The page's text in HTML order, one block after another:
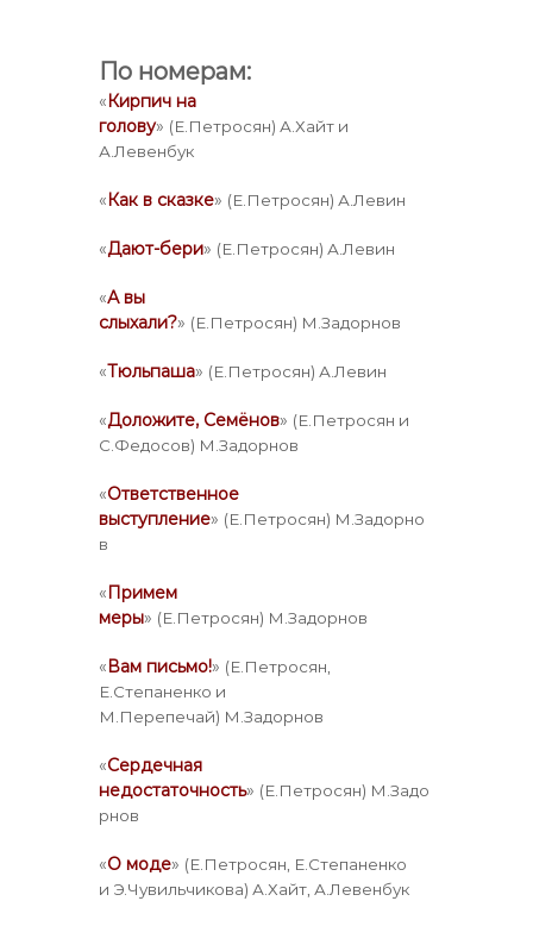
По номерам:
«Кирпич на
голову» (Е.Петросян) А.Хайт и
А.Левенбук
«Как в сказке» (Е.Петросян) А.Левин
«Дают-бери» (Е.Петросян) А.Левин
«А вы
слыхали?» (Е.Петросян) М.Задорнов
«Тюльпаша» (Е.Петросян) А.Левин
«Доложите, Семёнов» (Е.Петросян и
С.Федосов) М.Задорнов
«Ответственное
выступление» (Е.Петросян) М.Задорно
в
«Примем
меры» (Е.Петросян) М.Задорнов
«Вам письмо!» (Е.Петросян,
Е.Степаненко и
М.Перепечай) М.Задорнов
«Сердечная
недостаточность» (Е.Петросян) М.Задо
рнов
«О моде» (Е.Петросян, Е.Степаненко
и Э.Чувильчикова) А.Хайт, А.Левенбук